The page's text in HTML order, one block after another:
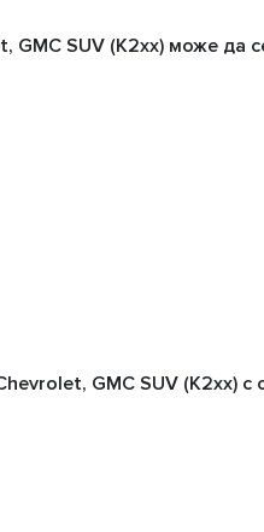
GMC SUV (K2xx) може да
GMC SUV (K2xx) с